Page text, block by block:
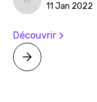
11 Jan 2022
Découvrir